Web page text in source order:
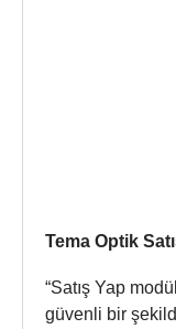
Tema Optik
“Satış Yap
güvenli bir